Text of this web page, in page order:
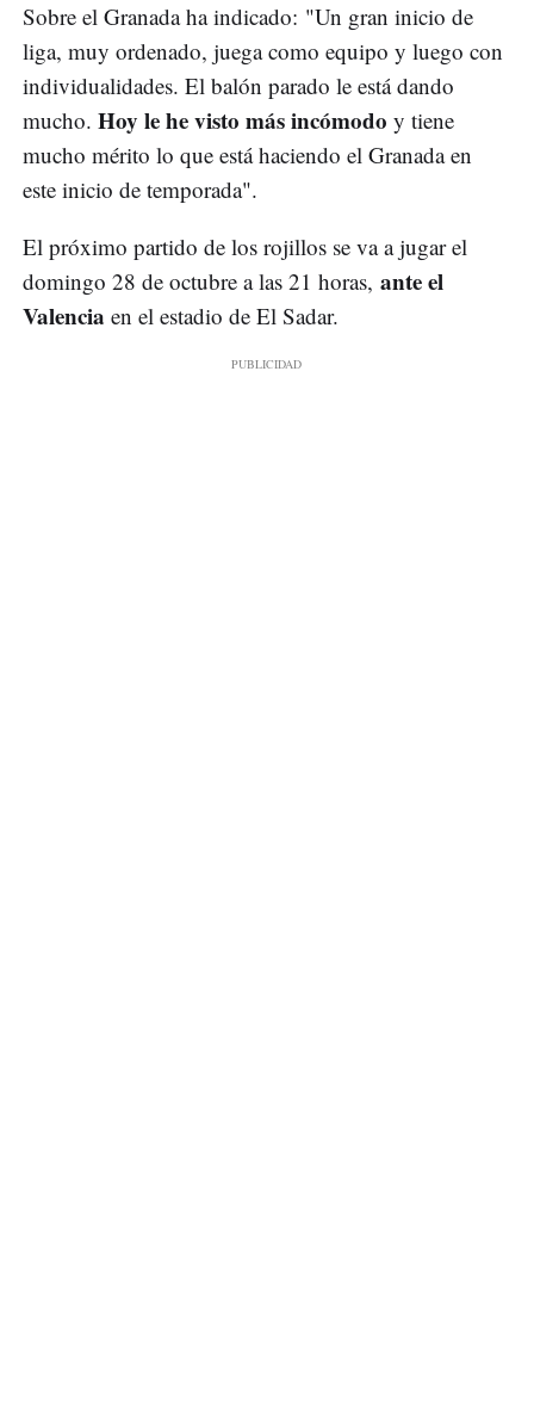
Sobre el Granada ha indicado: "Un gran inicio de
liga, muy ordenado, juega como equipo y luego con
individualidades. El balón parado le está dando
mucho. Hoy le he visto más incómodo y tiene
mucho mérito lo que está haciendo el Granada en
este inicio de temporada".
El próximo partido de los rojillos se va a jugar el
domingo 28 de octubre a las 21 horas, ante el
Valencia en el estadio de El Sadar.